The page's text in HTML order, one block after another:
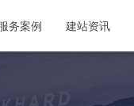
务案例 建站资讯